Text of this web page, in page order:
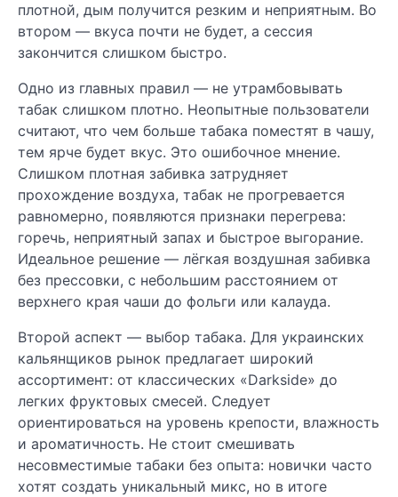
плотной, дым получится резким и неприятным. Во
втором — вкуса почти не будет, а сессия
закончится слишком быстро.
Одно из главных правил — не утрамбовывать
табак слишком плотно. Неопытные пользователи
считают, что чем больше табака поместят в чашу,
тем ярче будет вкус. Это ошибочное мнение.
Слишком плотная забивка затрудняет
прохождение воздуха, табак не прогревается
равномерно, появляются признаки перегрева:
горечь, неприятный запах и быстрое выгорание.
Идеальное решение — лёгкая воздушная забивка
без прессовки, с небольшим расстоянием от
верхнего края чаши до фольги или калауда.
Второй аспект — выбор табака. Для украинских
кальянщиков рынок предлагает широкий
ассортимент: от классических «Darkside» до
легких фруктовых смесей. Следует
ориентироваться на уровень крепости, влажность
и ароматичность. Не стоит смешивать
несовместимые табаки без опыта: новички часто
хотят создать уникальный микс, но в итоге